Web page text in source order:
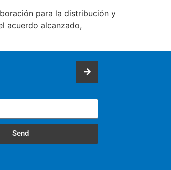
para la distribución y
acuerdo alcanzado,
Send